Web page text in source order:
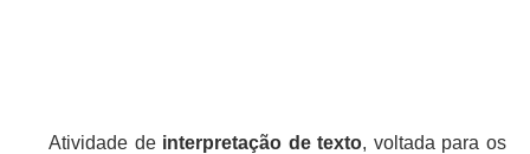
Atividade de interpretação de texto, voltada para os